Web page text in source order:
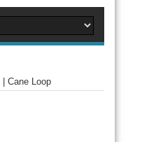
Cane Loop